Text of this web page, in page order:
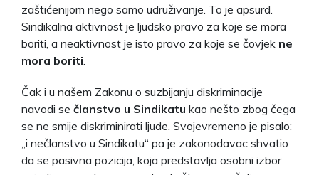
zaštićenijom nego samo udruživanje. To je apsurd.
Sindikalna aktivnost je ljudsko pravo za koje se mora
boriti, a neaktivnost je isto pravo za koje se čovjek ne
mora boriti
Čak i u našem Zakonu o suzbijanju diskriminacije
navodi se članstvo u Sindikatu kao nešto zbog čega
se ne smije diskriminirati ljude. Svojevremeno je pisalo:
„i nečlanstvo u Sindikatu“ pa je zakonodavac shvatio
da se pasivna pozicija, koja predstavlja osobni izbor